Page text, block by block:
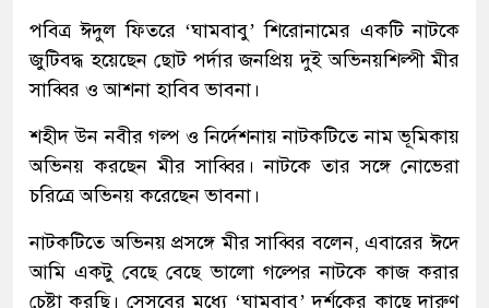
পবিত্র ঈদুল ফিতরে ‘ঘামবাবু’ শিরোনামের একটি নাটকে
জুটিবদ্ধ হয়েছেন ছোট পর্দার জনপ্রিয় দুই অভিনয়শিল্পী মীর
সাব্বির ও আশনা হাবিব ভাবনা।
শহীদ উন নবীর গল্প ও নির্দেশনায় নাটকটিতে নাম ভূমিকায়
অভিনয় করছেন মীর সাব্বির। নাটকে তার সঙ্গে নোভেরা
চরিত্রে অভিনয় করেছেন ভাবনা।
নাটকটিতে অভিনয় প্রসঙ্গে মীর সাব্বির বলেন, এবারের ঈদে
আমি একটু বেছে বেছে ভালো গল্পের নাটকে কাজ করার
চেষ্টা করছি। সেসবের মধ্যে ‘ঘামবাবু’ দর্শকের কাছে দারুণ